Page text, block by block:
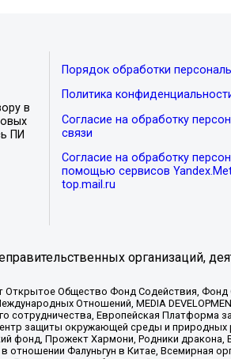
в
ПИ
Порядок обработки
Политика
Согласие на обработку
связи
Согласие на обработку
помощью сервисов
top.mail.ru
организаций,
Открытое Общество Фонд Содействия,
Отношений, MEDIA
сотрудничества, Европейская
защиты окружающей среды и природных
фонд, Прожект Хармони, Родники дракона,
отношении Фалуньгун в Китае, Всемирная